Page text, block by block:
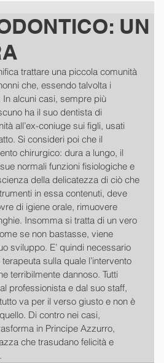
UN
trattare una piccola comunità
che, essendo talvolta i
alcuni casi, sempre più
ha il suo dentista di
all’ex-coniuge sui figli, usati
Si consideri poi che il
chirurgico: dura a lungo, il
normali funzioni fisiologiche e
della delicatezza di ciò che
in essa contenuti, deve
di igiene orale, rimuovere
Insomma si tratta di un vero
se non bastasse, viene
sviluppo. E’ quindi necessario
sulla quale l’intervento
terribilmente dannoso. Tutti
professionista e dal suo staff,
va per il verso giusto e non è
Di contro nei casi,
in Principe Azzurro,
che trasudano felicità e